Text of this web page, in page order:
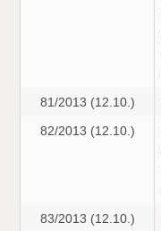
81/2013 (12.10.)
82/2013 (12.10.)
83/2013 (12.10.)